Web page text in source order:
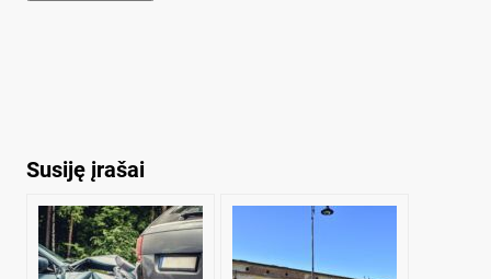
Susiję įrašai